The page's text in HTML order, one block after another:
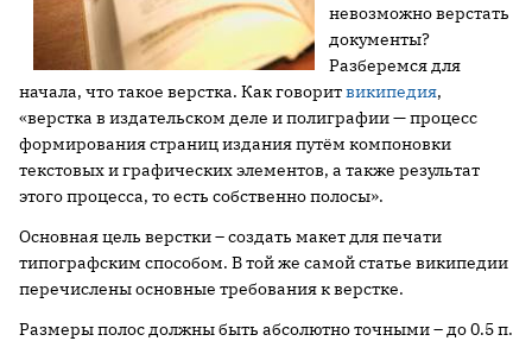
невозможно верстать
документы?
Разберемся для
начала, что такое верстка. Как говоритвикипедия,
«верстка в издательском деле и полиграфии — процесс
формирования страниц издания путём компоновки
текстовых и графических элементов, а также результат
этого процесса, то есть собственно полосы».
Основная цель верстки – создать макет для печати
типографским способом. В той же самой статье википедии
перечислены основные требования к верстке.
Размеры полос должны быть абсолютно точными – до 0.5 п.